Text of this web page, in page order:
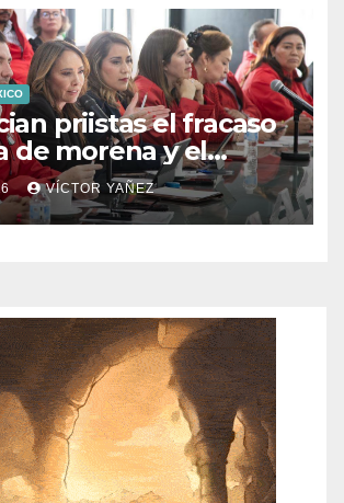
priistas el fracaso
de morena y el
al campo
VÍCTOR YAÑEZ